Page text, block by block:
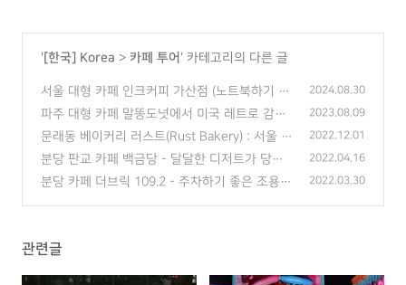
' [한국] Korea > 카페 투어 ' 카테고리의 다른 글
서울 대형 카페 인크커피 가산점 (노트북하기 좋
은 카페)
(7)
2024.08.30
파주 대형 카페 말똥도넛에서 미국 레트로 감성
느끼기 :)
(0)
2023.08.09
문래동 베이커리 러스트(Rust Bakery) : 서울 힙
한 카페 추천👍
(2)
2022.12.01
분당 판교 카페 백금당 - 달달한 디저트가 당긴
다면 여기,,
(0)
2022.04.16
분당 카페 더브릭 109.2 - 주차하기 좋은 조용한
2022.03.30
관련글